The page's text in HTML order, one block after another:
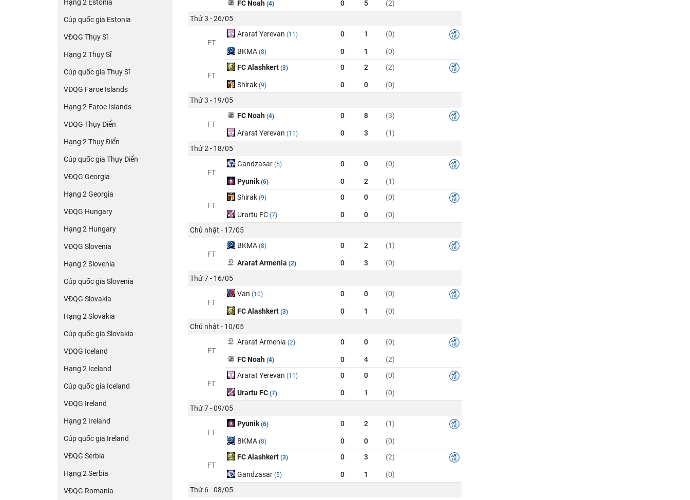
Hạng 2 Estonia
Cúp quốc gia Estonia
VĐQG Thụy Sĩ
Hạng 2 Thụy Sĩ
Cúp quốc gia Thụy Sĩ
VĐQG Faroe Islands
Hạng 2 Faroe Islands
VĐQG Thụy Điển
Hạng 2 Thụy Điển
Cúp quốc gia Thụy Điển
VĐQG Georgia
Hạng 2 Georgia
VĐQG Hungary
Hạng 2 Hungary
VĐQG Slovenia
Hạng 2 Slovenia
Cúp quốc gia Slovenia
VĐQG Slovakia
Hạng 2 Slovakia
Cúp quốc gia Slovakia
VĐQG Iceland
Hạng 2 Iceland
Cúp quốc gia Iceland
VĐQG Ireland
Hạng 2 Ireland
Cúp quốc gia Ireland
VĐQG Serbia
Hạng 2 Serbia
VĐQG Romania
FC Noah (4) 0 5
(2)
Thứ 3 - 26/05
FT
Ararat Yerevan (11) 0 1 (0)
BKMA (8) 0 1 (0)
FT
FC Alashkert (3) 0 2 (2)
Shirak (9) 0 0
(0)
Thứ 3 - 19/05
FT
FC Noah (4) 0 8 (3)
Ararat Yerevan (11) 0 3
(1)
Thứ 2 - 18/05
FT
Gandzasar (5) 0 0 (0)
Pyunik (6) 0 2 (1)
FT
Shirak (9) 0 0 (0)
Urartu FC (7) 0 0
(0)
Chủ nhật - 17/05
FT
BKMA (8) 0 2 (1)
Ararat Armenia (2) 0 3
(0)
Thứ 7 - 16/05
FT
Van (10) 0 0 (0)
FC Alashkert (3) 0 1
(0)
Chủ nhật - 10/05
FT
Ararat Armenia (2) 0 0 (0)
FC Noah (4) 0 4 (2)
FT
Ararat Yerevan (11) 0 0 (0)
Urartu FC (7) 0 1
(0)
Thứ 7 - 09/05
FT
Pyunik (6) 0 2 (1)
BKMA (8) 0 0 (0)
FT
FC Alashkert (3) 0 3 (2)
Gandzasar (5) 0 1
(0)
Thứ 6 - 08/05